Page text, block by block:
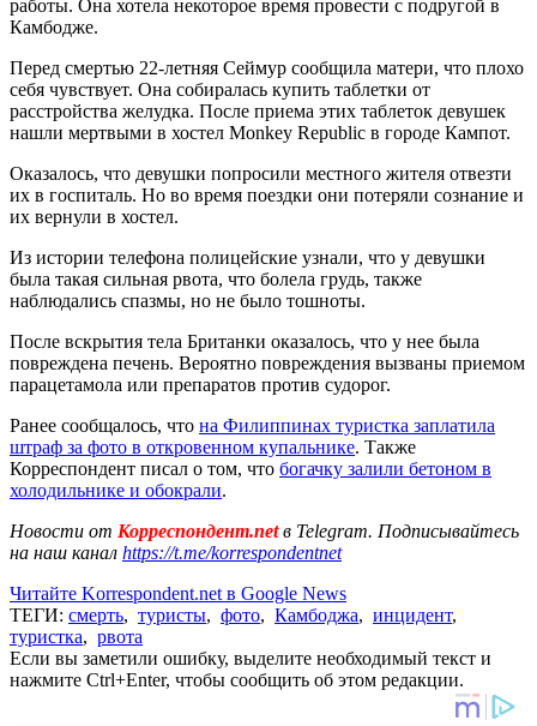
работы. Она хотела некоторое время провести с подругой в
Камбодже.
Перед смертью 22-летняя Сеймур сообщила матери, что плохо
себя чувствует. Она собиралась купить таблетки от
расстройства желудка. После приема этих таблеток девушек
нашли мертвыми в хостел Monkey Republic в городе Кампот.
Оказалось, что девушки попросили местного жителя отвезти
их в госпиталь. Но во время поездки они потеряли сознание и
их вернули в хостел.
Из истории телефона полицейские узнали, что у девушки
была такая сильная рвота, что болела грудь, также
наблюдались спазмы, но не было тошноты.
После вскрытия тела Британки оказалось, что у нее была
повреждена печень. Вероятно повреждения вызваны приемом
парацетамола или препаратов против судорог.
Ранее сообщалось, что на Филиппинах туристка заплатила
штраф за фото в откровенном купальнике. Также
Корреспондент писал о том, что богачку залили бетоном в
холодильнике и обокрали.
Новости от Корреспондент.netв Telegram. Подписывайтесь
на наш канал https://t.me/korrespondentnet
Читайте Korrespondent.net в Google News
ТЕГИ: смерть, туристы, фото, Камбоджа, инцидент,
туристка, рвота
Если вы заметили ошибку, выделите необходимый текст и
нажмите Ctrl+Enter, чтобы сообщить об этом редакции.